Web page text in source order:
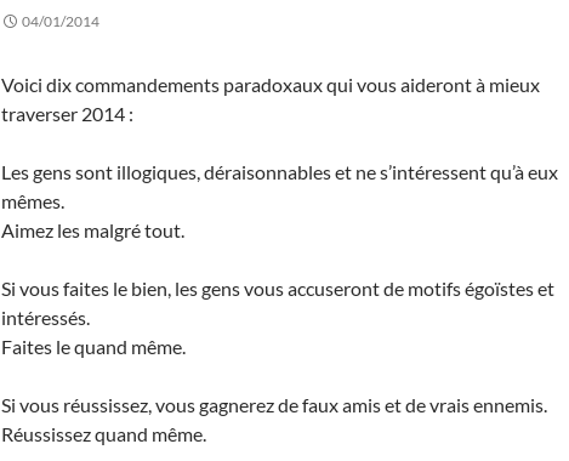
04/01/2014
Voici dix commandements paradoxaux qui vous aideront à mieux
traverser 2014 :
Les gens sont illogiques, déraisonnables et ne s’intéressent qu’à eux
mêmes.
Aimez les malgré tout.
Si vous faites le bien, les gens vous accuseront de motifs égoïstes et
intéressés.
Faites le quand même.
Si vous réussissez, vous gagnerez de faux amis et de vrais ennemis.
Réussissez quand même.